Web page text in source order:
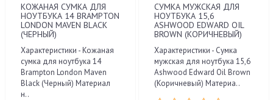
КОЖАНАЯ СУМКА ДЛЯ
НОУТБУКА 14 BRAMPTON
LONDON MAVEN BLACK
(ЧЕРНЫЙ)
Характеристики - Кожаная
сумка для ноутбука 14
Brampton London Maven
Black (Черный) Материал
н..
CУМКА МУЖСКАЯ ДЛЯ
НОУТБУКА 15,6
ASHWOOD EDWARD OIL
BROWN (КОРИЧНЕВЫЙ)
Характеристики - Cумка
мужская для ноутбука 15,6
Ashwood Edward Oil Brown
(Коричневый) Материа..